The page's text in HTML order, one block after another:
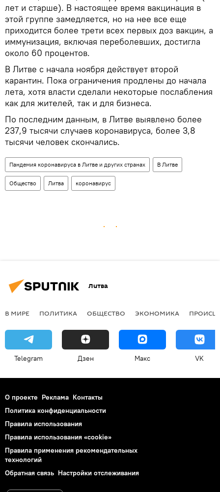
лет и старше). В настоящее время вакцинация в
этой группе замедляется, но на нее все еще
приходится более трети всех первых доз вакцин, а
иммунизация, включая переболевших, достигла
около 60 процентов.
В Литве с начала ноября действует второй
карантин. Пока ограничения продлены до начала
лета, хотя власти сделали некоторые послабления
как для жителей, так и для бизнеса.
По последним данным, в Литве выявлено более
237,9 тысячи случаев коронавируса, более 3,8
тысячи человек скончались.
Пандемия коронавируса в Литве и других странах В Литве
Общество Литва коронавирус
Литва
В МИРЕ ПОЛИТИКА ОБЩЕСТВО ЭКОНОМИКА
Telegram Дзен Макс VK
О проекте Реклама Контакты
Политика конфиденциальности
Правила использования
Правила использования «cookie»
Правила применения рекомендательных
технологий
Обратная связь Настройки отслеживания